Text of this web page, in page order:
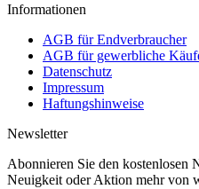
Informationen
AGB für Endverbraucher
AGB für gewerbliche
Datenschutz
Impressum
Haftungshinweise
Newsletter
Abonnieren Sie den kostenlosen
Neuigkeit oder Aktion mehr von